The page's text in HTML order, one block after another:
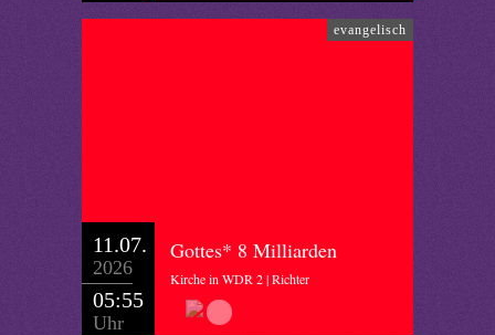
evangelisch
11.07.
2026
05:55
Uhr
Gottes* 8 Milliarden
Kirche in WDR 2 | Richter